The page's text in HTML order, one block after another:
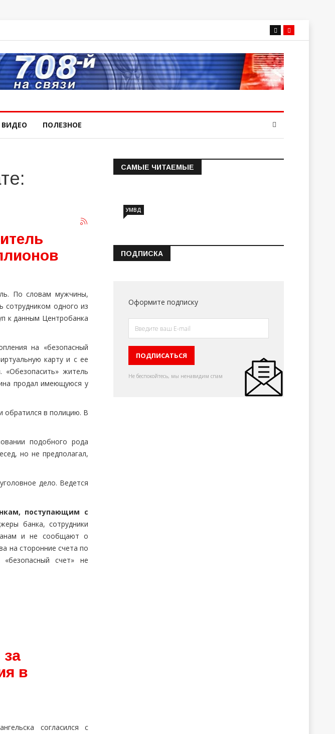
ВИДЕО ПОЛЕЗНОЕ
По словам мужчины,
сотрудником одного из
к данным Центробанка
на «безопасный
карту и с ее
житель
продал имеющуюся у
обратился в полицию. В
подобного рода
но не предполагал,
дело. Ведется
поступающим с
банка, сотрудники
и не сообщают о
на сторонние счета по
счет» не
в
согласился с
САМЫЕ ЧИТАЕМЫЕ
Информация о состоянии
УМВД
ПОДПИСКА
Оформите подписку
Не беспокойтесь, мы ненавидим спам